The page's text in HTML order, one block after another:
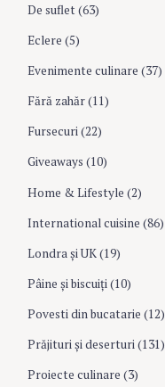
De suflet(63)
Eclere (5)
Evenimente culinare (37)
Fără zahăr(11)
Fursecuri(22)
Giveaways (10)
Home & Lifestyle (2)
International cuisine (86)
Londra şi UK(19)
Pâine şi biscuiţi(10)
Povesti din bucatarie (12)
Prăjituri şi deserturi(131)
Proiecte culinare (3)